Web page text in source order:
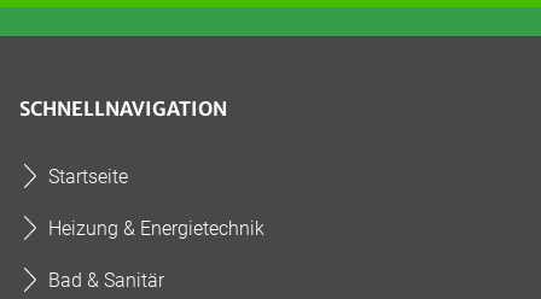
SCHNELLNAVIGATION
Startseite
Heizung & Energietechnik
Bad & Sanitär